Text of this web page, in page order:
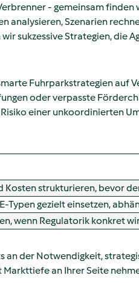
- gemeinsam
analysieren, Szenarien
sukzessive Strategien, die
Fuhrparkstrategien auf
oder verpasste
einer unkoordinierten
Kosten strukturieren, bevor
Typen gezielt einsetzen,
wenn Regulatorik konkret
an der Notwendigkeit,
an Ihrer Seite